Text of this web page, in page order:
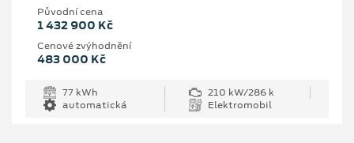
Původní cena
1 432 900 Kč
Cenové zvýhodnění
483 000 Kč
77 kWh
210 kW/286 k
automatická
Elektromobil